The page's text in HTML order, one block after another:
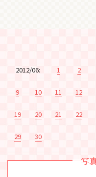
2012/06: 1 2
9 10 11 12
19 20 21 22
29 30
写